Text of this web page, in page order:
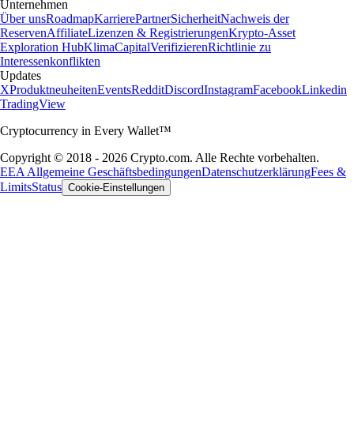
Unternehmen
Über unsRoadmapKarrierePartnerSicherheitNachweis der
ReservenAffiliateLizenzen & RegistrierungenKrypto-Asset
Exploration HubKlimaCapitalVerifizierenRichtlinie zu
Interessenkonflikten
Updates
XProduktneuheitenEventsRedditDiscordInstagramFacebookLinkedin
TradingView
Cryptocurrency in Every Wallet™
Copyright © 2018 - 2026 Crypto.com. Alle Rechte vorbehalten.
EEA Allgemeine GeschäftsbedingungenDatenschutzerklärungFees &
LimitsStatus Cookie-Einstellungen